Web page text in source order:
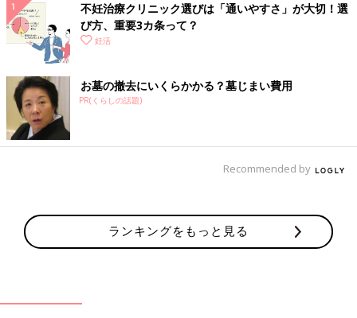
不妊治療クリニック選びは「通いやすさ」が大切！選
び方、重要3カ条って？
妊活
お墓の撤去にいくらかかる？墓じまい費用
PR(くらしの話題)
Recommended by
ランキングをもっと見る